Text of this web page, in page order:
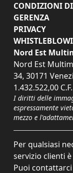
CONDIZIONI
GERENZA
PRIVACY
Nord Est
Nord Est
34, 30171
1.432.522,00
I diritti delle
espressamente
mezzo e
Per qualsiasi
servizio clienti
Puoi